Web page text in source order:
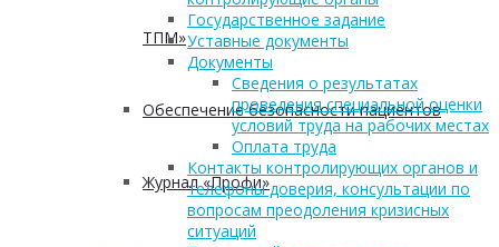
ТПМ»
Обеспечение безопасности пациентов
Журнал «Профи»
Государственное задание
Уставные документы
Документы
Сведения о результатах
проведения специальной оценки
условий труда на рабочих местах
Оплата труда
Контакты контролирующих органов и
телефоны доверия, консультации по
вопросам преодоления кризисных
ситуаций